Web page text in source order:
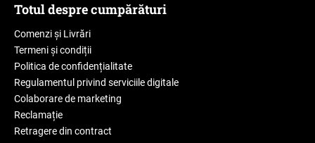
Totul despre cumpărături
Comenzi și Livrări
Termeni și condiții
Politica de confidențialitate
Regulamentul privind serviciile digitale
Colaborare de marketing
Reclamație
Retragere din contract